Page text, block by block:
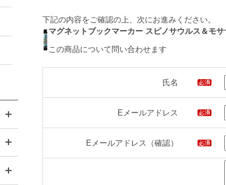
下記の内容をご確認の上、次にお進みください。
マグネットブックマーカー スピノサウルス＆モサ
この商品について問い合わせます
氏名
Eメールアドレス
Eメールアドレス（確認）